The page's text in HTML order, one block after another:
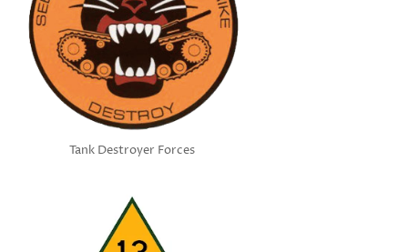
Tank Destroyer Forces